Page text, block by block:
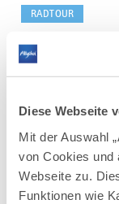
Diese Webseite
Mit der Auswahl
von Cookies und
Webseite zu.
Funktionen wie
RADTOUR
Radtour von
Altensteig
Radtour von Bad
DISTANZ
AUFSTIEG
242 m
dazu